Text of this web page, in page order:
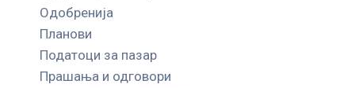
Одобренија
Планови
Податоци за пазар
Прашања и одговори